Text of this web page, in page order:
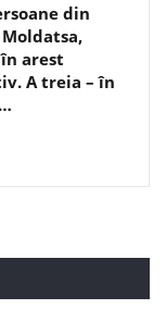
din
arest
A treia – în